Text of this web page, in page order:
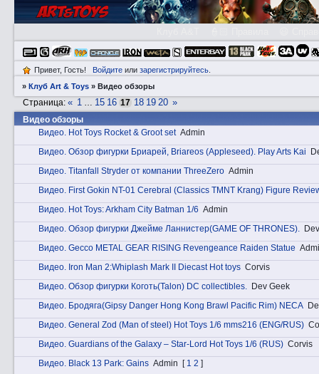
Привет, Гость! Войдитеили зарегистрируйтесь.
»Клуб Art & Toys »Видео обзоры
Видео обзоры
Страница:« 1 … 15 16 17 18 19 20 »
Видeо. Hot Toys Rocket & Groot set Admin
Видeо. Обзор фигурки Бриарей, Briareos (Appleseed). Play Arts Kai
Видeо. Titanfall Stryder от компании ThreeZero Admin
Видeо. First Gokin NT-01 Cerebral (Classics TMNT Krang) Figure
Видeо. Hot Toys: Arkham City Batman 1/6 Admin
Видeо. Обзор фигурки Джейме Ланнистер(GAME OF THRONES).
Видeо. Gecco METAL GEAR RISING Revengeance Raiden Statue
Видeо. Iron Man 2:Whiplash Mark II Diecast Hot toys Corvis
Видeо. Обзор фигурки Коготь(Talon) DC collectibles. Dev Geek
Видeо. Бродяга(Gipsy Danger Hong Kong Brawl Pacific Rim) NECA
Видeо. General Zod (Man of steel) Hot Toys 1/6 mms216 (ENG/RUS)
Видeо. Guardians of the Galaxy – Star-Lord Hot Toys 1/6 (RUS) Corvis
Видeо. Black 13 Park: Gains Admin [ 1 2 ]